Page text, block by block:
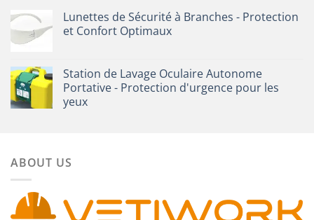
Lunettes de Sécurité à Branches - Protection
et Confort Optimaux
Station de Lavage Oculaire Autonome
Portative - Protection d'urgence pour les
yeux
ABOUT US